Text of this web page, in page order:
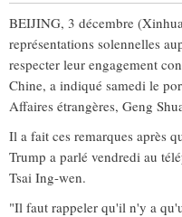
SANTÉ
TOURISME
DOSSIERS
BEIJING, 3 décembre
représentations solennelles
respecter leur engagement
Chine, a indiqué samedi le
Affaires étrangères, Geng
Il a fait ces remarques après
Trump a parlé vendredi au
Tsai Ing-wen.
"Il faut rappeler qu'il n'y a